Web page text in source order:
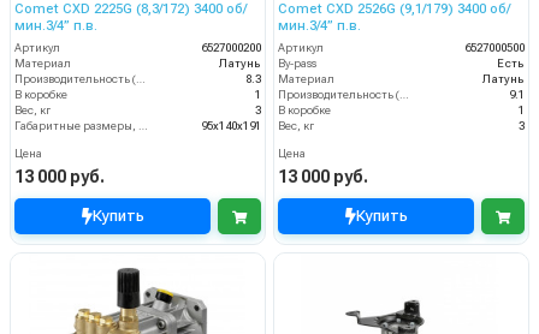
Comet CXD 2225G (8,3/172) 3400 об/
мин.3/4” п.в.
Артикул
6527000200
Материал
Латунь
Производительность (л/мин)
8.3
В коробке
1
Вес, кг
3
Габаритные размеры, мм
95x140x191
Цена
13 000 руб.
Купить
Comet CXD 2526G (9,1/179) 3400 об/
мин.3/4” п.в.
Артикул
6527000500
By-pass
Есть
Материал
Латунь
Производительность (л/мин)
9.1
В коробке
1
Вес, кг
3
Цена
13 000 руб.
Купить